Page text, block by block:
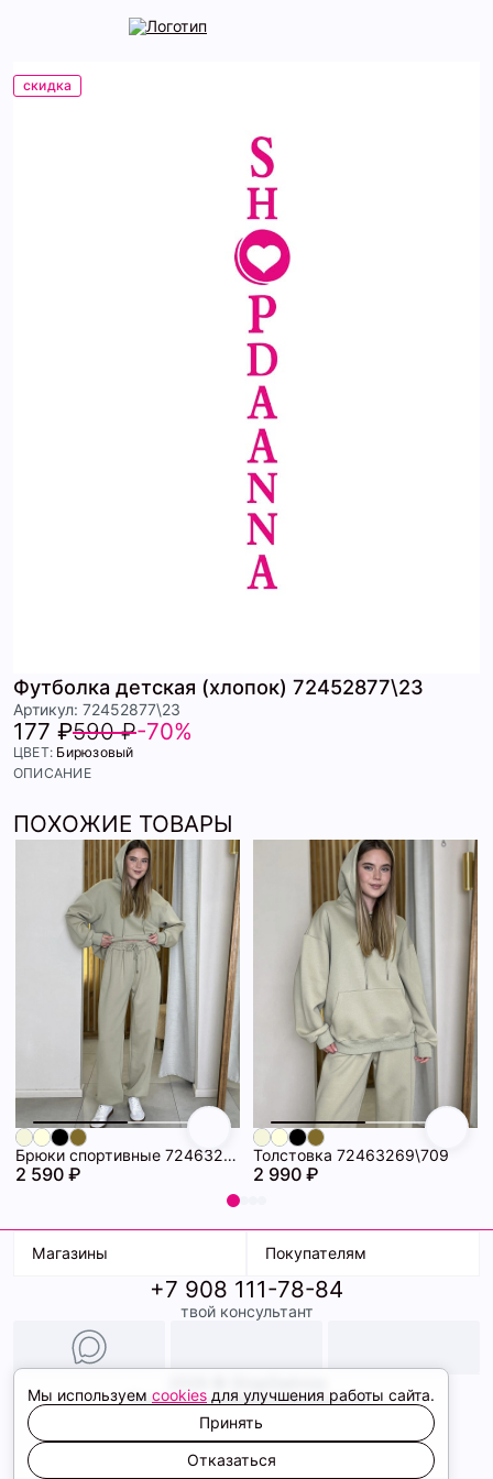
скидка
Футболка детская (хлопок) 72452877\23
Артикул: 72452877\23
177 ₽590 ₽-70%
ЦВЕТ: Бирюзовый
ОПИСАНИЕ
ПОХОЖИЕ ТОВАРЫ
Брюки спортивные 72463271\709
2 590 ₽
Толстовка 72463269\709
2 990 ₽
Магазины
ТК Терминал
ТРК Континент
Покупателям
Доставка
Условия оплаты
Образы
+7 908 111-78-84
твой консультант
Политика конфиденциальности
Соглашение cookie
Сайт создали
Мы используем cookies для улучшения работы сайта.
Принять
Отказаться